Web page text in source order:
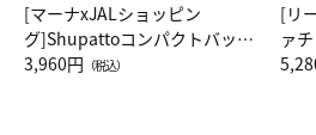
[マーナxJALショッピン
グ]Shupattoコンパクトバッグ
Drop JAL客室乗務員（LC）ス
3,960円 （税込）
[リ
ァ
ト（